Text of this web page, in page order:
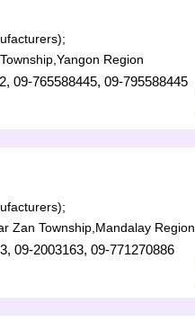
Region
09-765588445, 09-795588445
Zan Township,Mandalay Region
09-2003163, 09-771270886